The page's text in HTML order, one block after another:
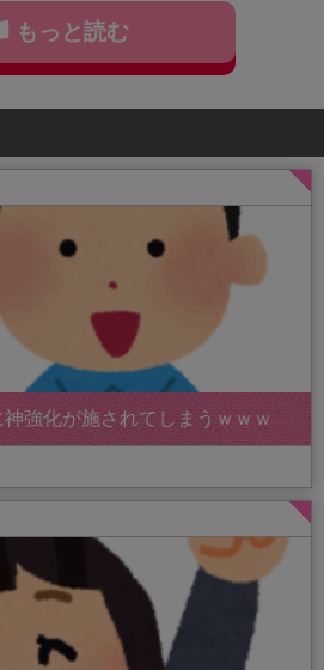
もっと読む
強化が施されてしまうｗｗｗ